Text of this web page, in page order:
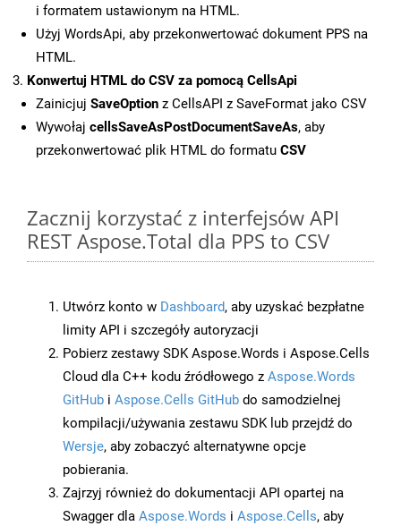
i formatem ustawionym na HTML.
Użyj WordsApi, aby przekonwertować dokument PPS na
HTML.
Konwertuj HTML do CSV za pomocą CellsApi
Zainicjuj SaveOption z CellsAPI z SaveFormat jako CSV
Wywołaj cellsSaveAsPostDocumentSaveAs, aby
przekonwertować plik HTML do formatu CSV
Zacznij korzystać z interfejsów API
REST Aspose.Total dla PPS to CSV
Utwórz konto w Dashboard, aby uzyskać bezpłatne
limity API i szczegóły autoryzacji
Pobierz zestawy SDK Aspose.Words i Aspose.Cells
Cloud dla C++ kodu źródłowego z Aspose.Words
GitHub i Aspose.Cells GitHub do samodzielnej
kompilacji/używania zestawu SDK lub przejdź do
Wersje, aby zobaczyć alternatywne opcje
pobierania.
Zajrzyj również do dokumentacji API opartej na
Swagger dla Aspose.Words i Aspose.Cells, aby